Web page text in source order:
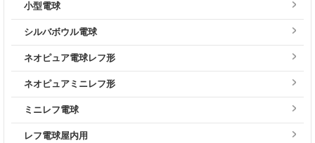
小型電球
シルバボウル電球
ネオピュア電球レフ形
ネオピュアミニレフ形
ミニレフ電球
レフ電球屋内用